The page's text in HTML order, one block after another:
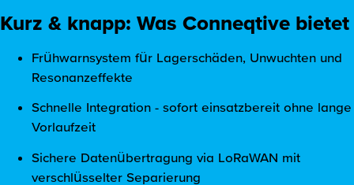
Kurz & knapp: Was Conneqtive bietet
Frühwarnsystem für Lagerschäden, Unwuchten und
Resonanzeffekte
Schnelle Integration - sofort einsatzbereit ohne lange
Vorlaufzeit
Sichere Datenübertragung via LoRaWAN mit
verschlüsselter Separierung